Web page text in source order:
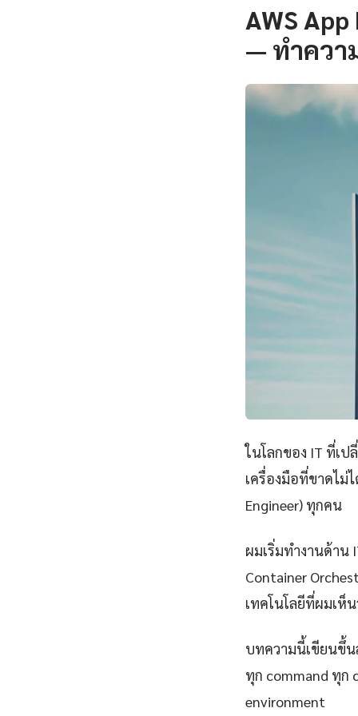
AWS
— ทำควา
ในโลกของ IT ที่เป
เครื่องมือที่ขาดไม่
Engineer) ทุกคน
ผมเริ่มทำงานด้าน
Container
เทคโนโลยีที่ผมเห็
บทความนี้เขียนขึ้
ทุก command ทุก
environment